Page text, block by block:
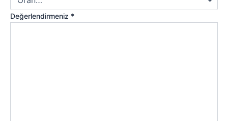
Değerlendirmeniz *